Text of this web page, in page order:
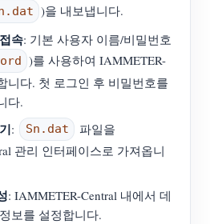
)을 내보냅니다.
속: 기본 사용자 이름/비밀번호
)를 사용하여 IAMMETER-
니다. 첫 로그인 후 비밀번호를
다.
: Sn.dat
파일을
관리 인터페이스로 가져옵니
: IAMMETER-Central 내에서 데
보를 설정합니다.